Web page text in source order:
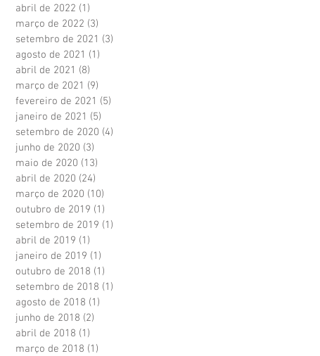
abril de 2022 (1)
março de 2022 (3)
setembro de 2021 (3)
agosto de 2021 (1)
abril de 2021 (8)
março de 2021 (9)
fevereiro de 2021 (5)
janeiro de 2021 (5)
setembro de 2020 (4)
junho de 2020 (3)
maio de 2020 (13)
abril de 2020 (24)
março de 2020 (10)
outubro de 2019 (1)
setembro de 2019 (1)
abril de 2019 (1)
janeiro de 2019 (1)
outubro de 2018 (1)
setembro de 2018 (1)
agosto de 2018 (1)
junho de 2018 (2)
abril de 2018 (1)
março de 2018 (1)